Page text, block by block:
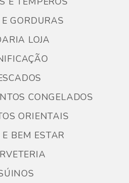
GORDURAS
LOJA
CONGELADOS
ORIENTAIS
BEM ESTAR